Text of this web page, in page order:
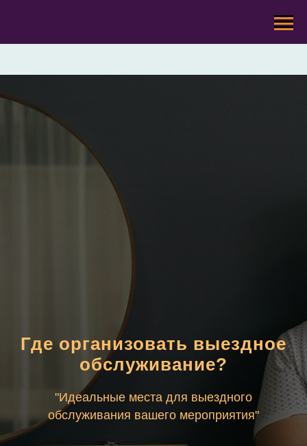
Где организовать выездное
обслуживание?
"Идеальные места для выездного
обслуживания вашего мероприятия"